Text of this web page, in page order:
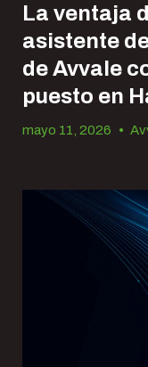
La ventaja
asistente
de Avvale
puesto en
mayo 11, 2026 •